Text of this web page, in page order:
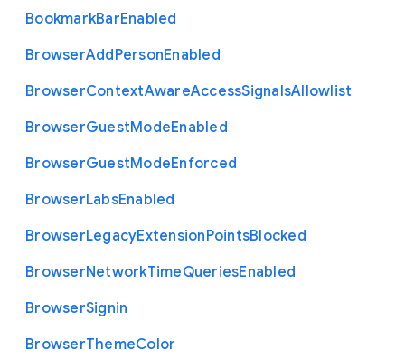
BookmarkBarEnabled
BrowserAddPersonEnabled
BrowserContextAwareAccessSignalsAllowlist
BrowserGuestModeEnabled
BrowserGuestModeEnforced
BrowserLabsEnabled
BrowserLegacyExtensionPointsBlocked
BrowserNetworkTimeQueriesEnabled
BrowserSignin
BrowserThemeColor